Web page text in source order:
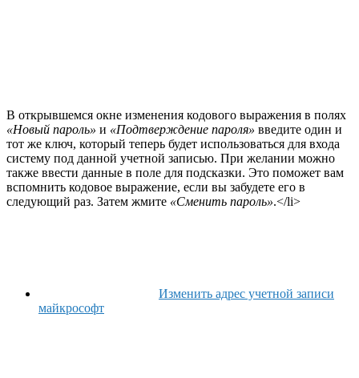
В открывшемся окне изменения кодового выражения в полях
«Новый пароль» и «Подтверждение пароля» введите один и
тот же ключ, который теперь будет использоваться для входа
систему под данной учетной записью. При желании можно
также ввести данные в поле для подсказки. Это поможет вам
вспомнить кодовое выражение, если вы забудете его в
следующий раз. Затем жмите «Сменить пароль».</li>
Изменить адрес учетной записи
майкрософт